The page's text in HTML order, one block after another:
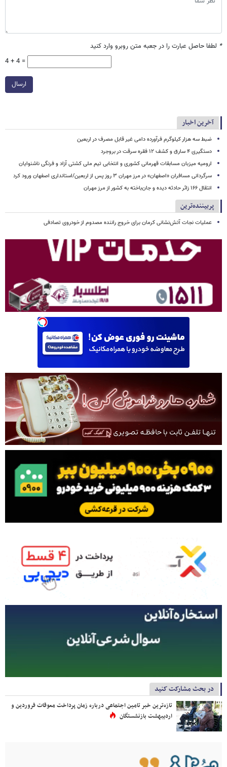
* لطفا حاصل عبارت را در جعبه متن روبرو وارد کنید
4 + 4 =
ارسال
آخرین اخبار
ضبط سه هزار کیلوگرم فرآورده دامی غیر قابل مصرف در اربعین
دستگیری ۴ سارق و کشف ۱۲ فقره سرقت در بروجرد
ارومیه میزبان مسابقات قهرمانی کشوری و انتخابی تیم ملی کشتی آزاد و فرنگی ناشنوایان
سرگردانی مسافران «اصفهان» در مرز مهران ۳ روز پس از اربعین/استانداری اصفهان ورود کرد
انتقال ۱۶۶ زائر حادثه‌ دیده و جان‌باخته به کشور از مرز مهران
پربیننده‌ترین
عملیات نجات آتش‌نشانی کرمان برای خروج راننده مصدوم از خودروی تصادفی
در بحث مشارکت کنید
تازه‌ترین خبر تامین اجتماعی درباره زمان پرداخت معوقات فروردین و
اردیبهشت بازنشستگان